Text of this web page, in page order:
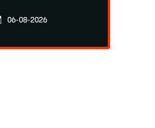
06-08-2026